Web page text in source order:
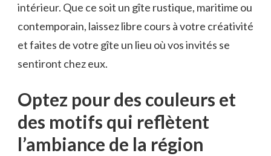
intérieur. Que ce ‍soit un⁣ gîte ‌rustique,⁣ maritime ou
contemporain, ⁣laissez libre cours à​ votre ‍créativité
et⁢ faites de votre gîte‍ un lieu où vos invités⁢ se
sentiront chez ⁢eux.
Optez pour des couleurs et
⁢des ⁣motifs qui reflètent
l’ambiance de⁣ la région